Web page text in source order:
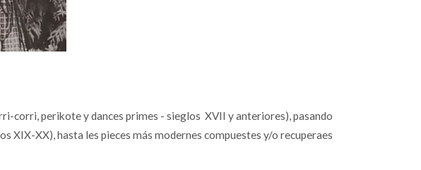
corri, perikote y dances primes - sieglos XVII y anteriores), pasando
XIX-XX), hasta les pieces más modernes compuestes y/o recuperaes